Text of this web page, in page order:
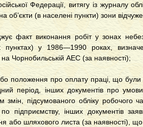
Федерації, витягу із журналу
об’єкти (в населені пункти) зони
факт виконання робіт у зонах
пунктах) у 1986—1990 роках,
на Чорнобильській АЕС (за наявності);
положення про оплату праці, що були
період, інших документів про
змін, підсумованого обліку робочого
підприємству, інших документів
або шляхового листа (за наявності),